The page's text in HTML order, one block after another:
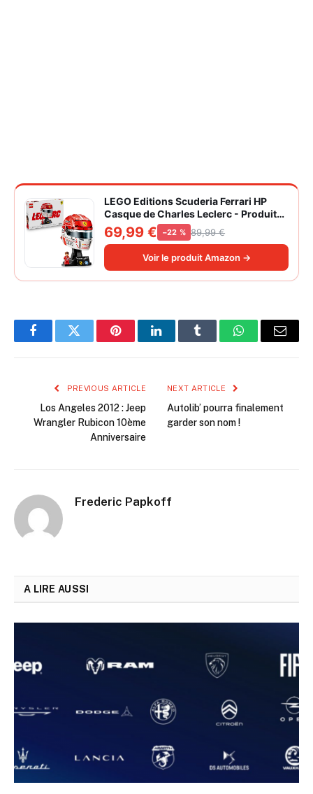
LEGO Editions Scuderia Ferrari HP
Casque de Charles Leclerc - Produit
F1 - Maquette avec Minifigurine
Collector - Décoration Intérieure -
Cadeau pour Garçon dès 14 ans et
Adulte Fan d'Automobile 43014
69,99 € −22 % 89,99 €
Voir le produit Amazon →
FacebookTwitter PinterestLinkedInTumblr WhatsAppEmail
PREVIOUS ARTICLE
Los Angeles 2012 : Jeep
Wrangler Rubicon 10ème
Anniversaire
NEXT ARTICLE
Autolib’ pourra finalement
garder son nom !
Frederic Papkoff
A LIRE AUSSI